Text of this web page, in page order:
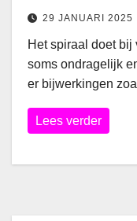
29 JANUARI 2025
Het spiraal doet
soms ondragelijk
er bijwerkingen
Lees verder